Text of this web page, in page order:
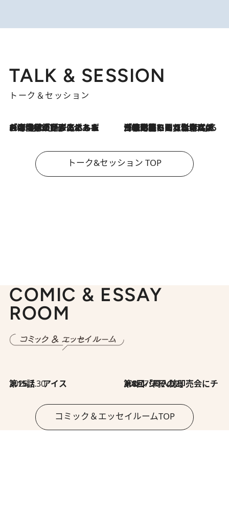
TALK & SESSION
トーク＆セッション
2026.8.3
「今後値上げがあるとすれば…」「リスクがあるのは今年の冬」エネルギー専門家が語る、ホルムズ海峡封鎖が家庭にもたらす“ある心配” 2026.8.3
「住宅建てられない…」「サーチャージ料の高値が続いている」ホルムズ海峡封鎖による影響はいつまで続く？《エネルギー専門家に聞く“どうなる日本の暮らし”》
トーク&セッション TOP
COMIC & ESSAY
ROOM
2026.7.30
第15話 アイス 2026.7.30
第8回「同人誌即売会にチャレンジ その2」
コミック＆エッセイルームTOP